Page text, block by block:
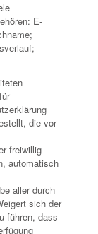
E-
die vor
freiwillig
automatisch
aller durch
sich der
führen, dass